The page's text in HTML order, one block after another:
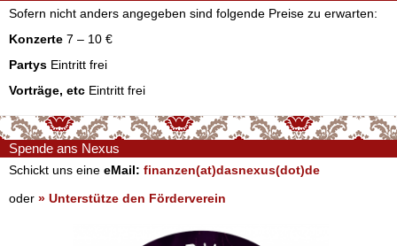
Sofern nicht anders angegeben sind folgende Preise zu erwarten:
Konzerte 7 – 10 €
Partys Eintritt frei
Vorträge, etc Eintritt frei
Spende ans Nexus
Schickt uns eine eMail: finanzen(at)dasnexus(dot)de
oder » Unterstütze den Förderverein